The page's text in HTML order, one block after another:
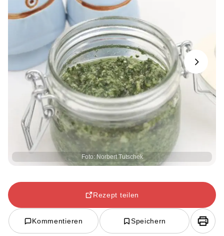
Foto: Norbert Tutschek
Next
Rezept teilen
Kommentieren Speichern